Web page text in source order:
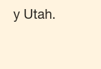
y Utah.